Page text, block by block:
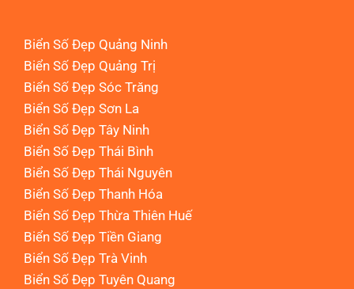
Biển Số Đẹp Quảng Ninh
Biển Số Đẹp Quảng Trị
Biển Số Đẹp Sóc Trăng
Biển Số Đẹp Sơn La
Biển Số Đẹp Tây Ninh
Biển Số Đẹp Thái Bình
Biển Số Đẹp Thái Nguyên
Biển Số Đẹp Thanh Hóa
Biển Số Đẹp Thừa Thiên Huế
Biển Số Đẹp Tiền Giang
Biển Số Đẹp Trà Vinh
Biển Số Đẹp Tuyên Quang